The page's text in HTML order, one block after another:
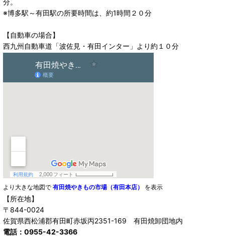
分。
※博多駅～有田駅の所要時間は、約1時間２０分
【自動車の場合】
西九州自動車道「波佐見・有田インター」より約１０分
より大きな地図で 有田焼やきもの市場（有田本店） を表示
【所在地】
〒844-0024
佐賀県西松浦郡有田町赤坂丙2351-169 有田焼卸団地内
電話：0955-42-3366